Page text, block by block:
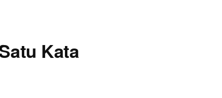
Kata